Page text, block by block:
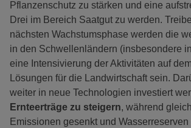
Pflanzenschutz zu stärken und eine
Drei im Bereich Saatgut zu werden.
nächsten Wachstumsphase werden die
in den Schwellenländern (insbesondere
eine Intensivierung der Aktivitäten auf
Lösungen für die Landwirtschaft sein.
weiter in neue Technologien investiert
Ernteerträge zu steigern, während
Emissionen gesenkt und